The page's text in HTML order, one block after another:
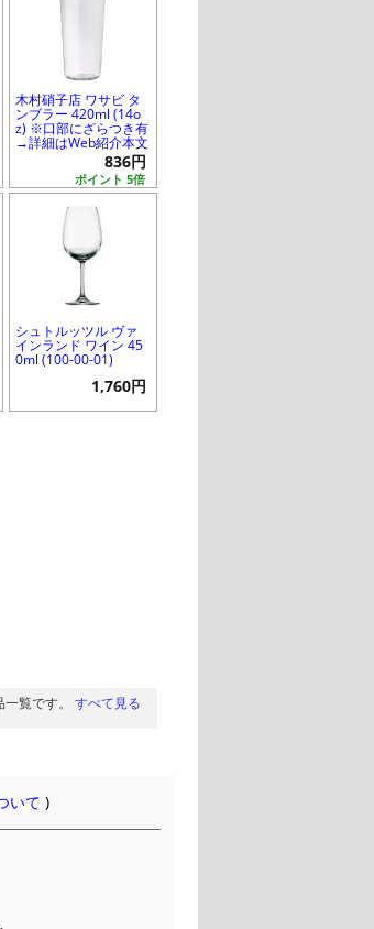
木村硝子店 ワサビ タ
ンブラー 420ml (14o
z) ※口部にざらつき有
→詳細はWeb紹介本文
ポイント 5倍
836円
シュトルッツル ヴァ
インランド ワイン 45
0ml (100-00-01)
1,760円
覧です。 すべて見る
いて )